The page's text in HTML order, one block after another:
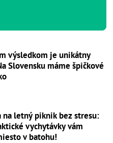
výsledkom je unikátny
Slovensku máme špičkové
na letný piknik bez stresu:
vychytávky vám
v batohu!